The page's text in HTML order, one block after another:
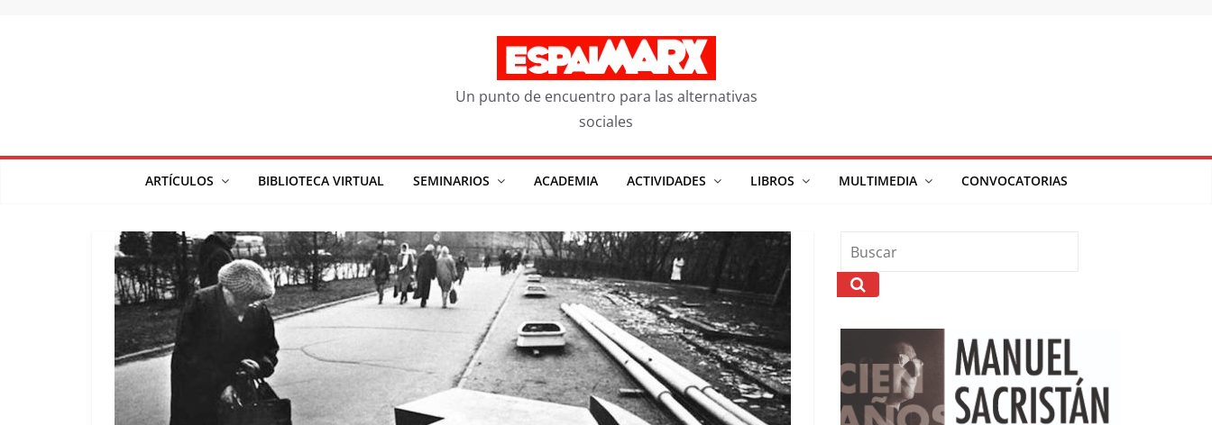
Un punto de encuentro para las alternativas
sociales
ARTÍCULOS BIBLIOTECA VIRTUAL SEMINARIOS ACADEMIA ACTIVIDADES LIBROS MULTIMEDIA CONVOCATORIAS